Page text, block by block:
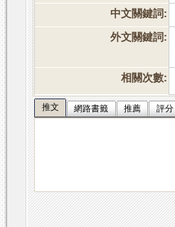
中文關鍵詞:
外文關鍵詞:
相關次數:
推文 網路書籤 推薦 評分